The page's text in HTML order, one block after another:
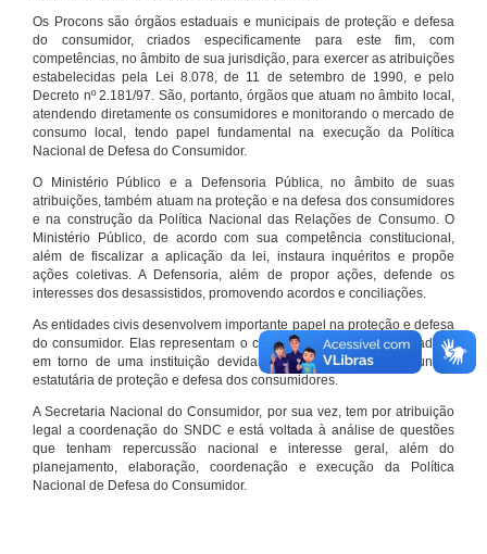
Os Procons são órgãos estaduais e municipais de proteção e defesa
do consumidor, criados especificamente para este fim, com
competências, no âmbito de sua jurisdição, para exercer as atribuições
estabelecidas pela Lei 8.078, de 11 de setembro de 1990, e pelo
Decreto nº 2.181/97. São, portanto, órgãos que atuam no âmbito local,
atendendo diretamente os consumidores e monitorando o mercado de
consumo local, tendo papel fundamental na execução da Política
Nacional de Defesa do Consumidor.
O Ministério Público e a Defensoria Pública, no âmbito de suas
atribuições, também atuam na proteção e na defesa dos consumidores
e na construção da Política Nacional das Relações de Consumo. O
Ministério Público, de acordo com sua competência constitucional,
além de fiscalizar a aplicação da lei, instaura inquéritos e propõe
ações coletivas. A Defensoria, além de propor ações, defende os
interesses dos desassistidos, promovendo acordos e conciliações.
As entidades civis desenvolvem importante papel na proteção e defesa
do consumidor. Elas representam o conjunto organizado de cidadãos
em torno de uma instituição devidamente registrada e com função
estatutária de proteção e defesa dos consumidores.
A Secretaria Nacional do Consumidor, por sua vez, tem por atribuição
legal a coordenação do SNDC e está voltada à análise de questões
que tenham repercussão nacional e interesse geral, além do
planejamento, elaboração, coordenação e execução da Política
Nacional de Defesa do Consumidor.